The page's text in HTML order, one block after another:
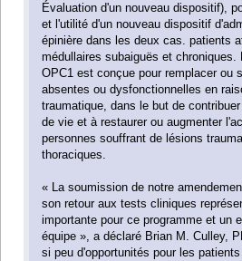
Évaluation d'un nouveau dispositif),
et l'utilité d'un nouveau dispositif
épinière dans les deux cas. patients
médullaires subaiguës et chroniques.
OPC1 est conçue pour remplacer ou
absentes ou dysfonctionnelles en
traumatique, dans le but de
de vie et à restaurer ou augmenter
personnes souffrant de lésions
thoraciques.
« La soumission de notre
son retour aux tests cliniques
importante pour ce programme et un
équipe », a déclaré Brian M. Culley,
si peu d'opportunités pour les